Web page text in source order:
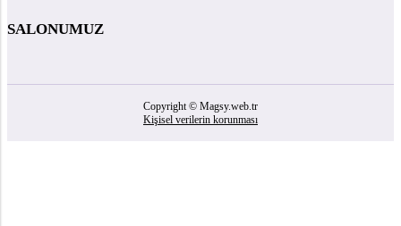
SALONUMUZ
Copyright © Magsy.web.tr
Kişisel verilerin korunması